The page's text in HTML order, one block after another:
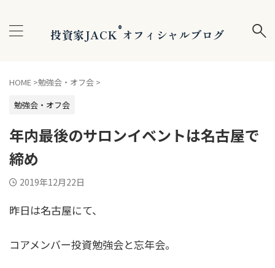
投資家JACK®オフィシャルブログ
HOME >勉強会・オフ会 >
勉強会・オフ会
年内最後のサロンイベントは名古屋で
締め
2019年12月22日
昨日は名古屋にて、
コアメンバー投資勉強会と忘年会。